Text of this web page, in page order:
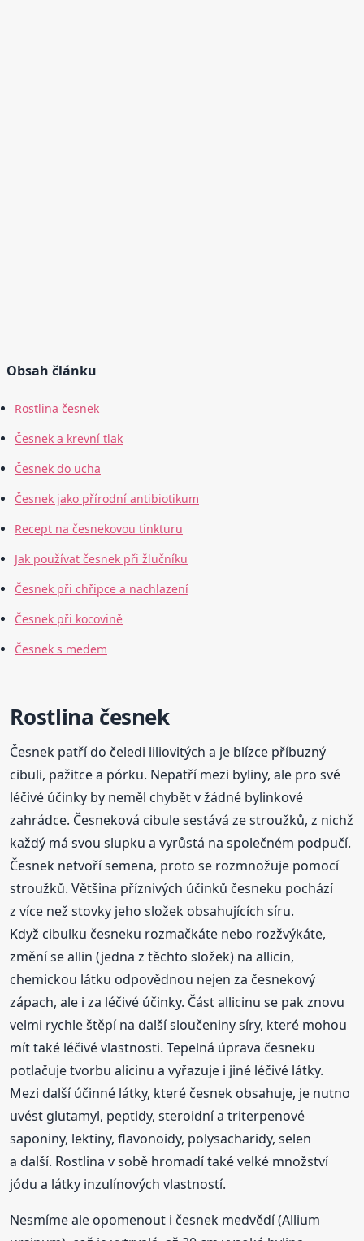
Obsah článku
Rostlina česnek
Česnek a krevní tlak
Česnek do ucha
Česnek jako přírodní antibiotikum
Recept na česnekovou tinkturu
Jak používat česnek při žlučníku
Česnek při chřipce a nachlazení
Česnek při kocovině
Česnek s medem
Rostlina česnek
Česnek patří do čeledi liliovitých a je blízce příbuzný
cibuli, pažitce a pórku. Nepatří mezi byliny, ale pro své
léčivé účinky by neměl chybět v žádné bylinkové
zahrádce. Česneková cibule sestává ze stroužků, z nichž
každý má svou slupku a vyrůstá na společném podpučí.
Česnek netvoří semena, proto se rozmnožuje pomocí
stroužků. Většina příznivých účinků česneku pochází
z více než stovky jeho složek obsahujících síru.
Když cibulku česneku rozmačkáte nebo rozžvýkáte,
změní se allin (jedna z těchto složek) na allicin,
chemickou látku odpovědnou nejen za česnekový
zápach, ale i za léčivé účinky. Část allicinu se pak znovu
velmi rychle štěpí na další sloučeniny síry, které mohou
mít také léčivé vlastnosti. Tepelná úprava česneku
potlačuje tvorbu alicinu a vyřazuje i jiné léčivé látky.
Mezi další účinné látky, které česnek obsahuje, je nutno
uvést glutamyl, peptidy, steroidní a triterpenové
saponiny, lektiny, flavonoidy, polysacharidy, selen
a další. Rostlina v sobě hromadí také velké množství
jódu a látky inzulínových vlastností.
Nesmíme ale opomenout i česnek medvědí (Allium